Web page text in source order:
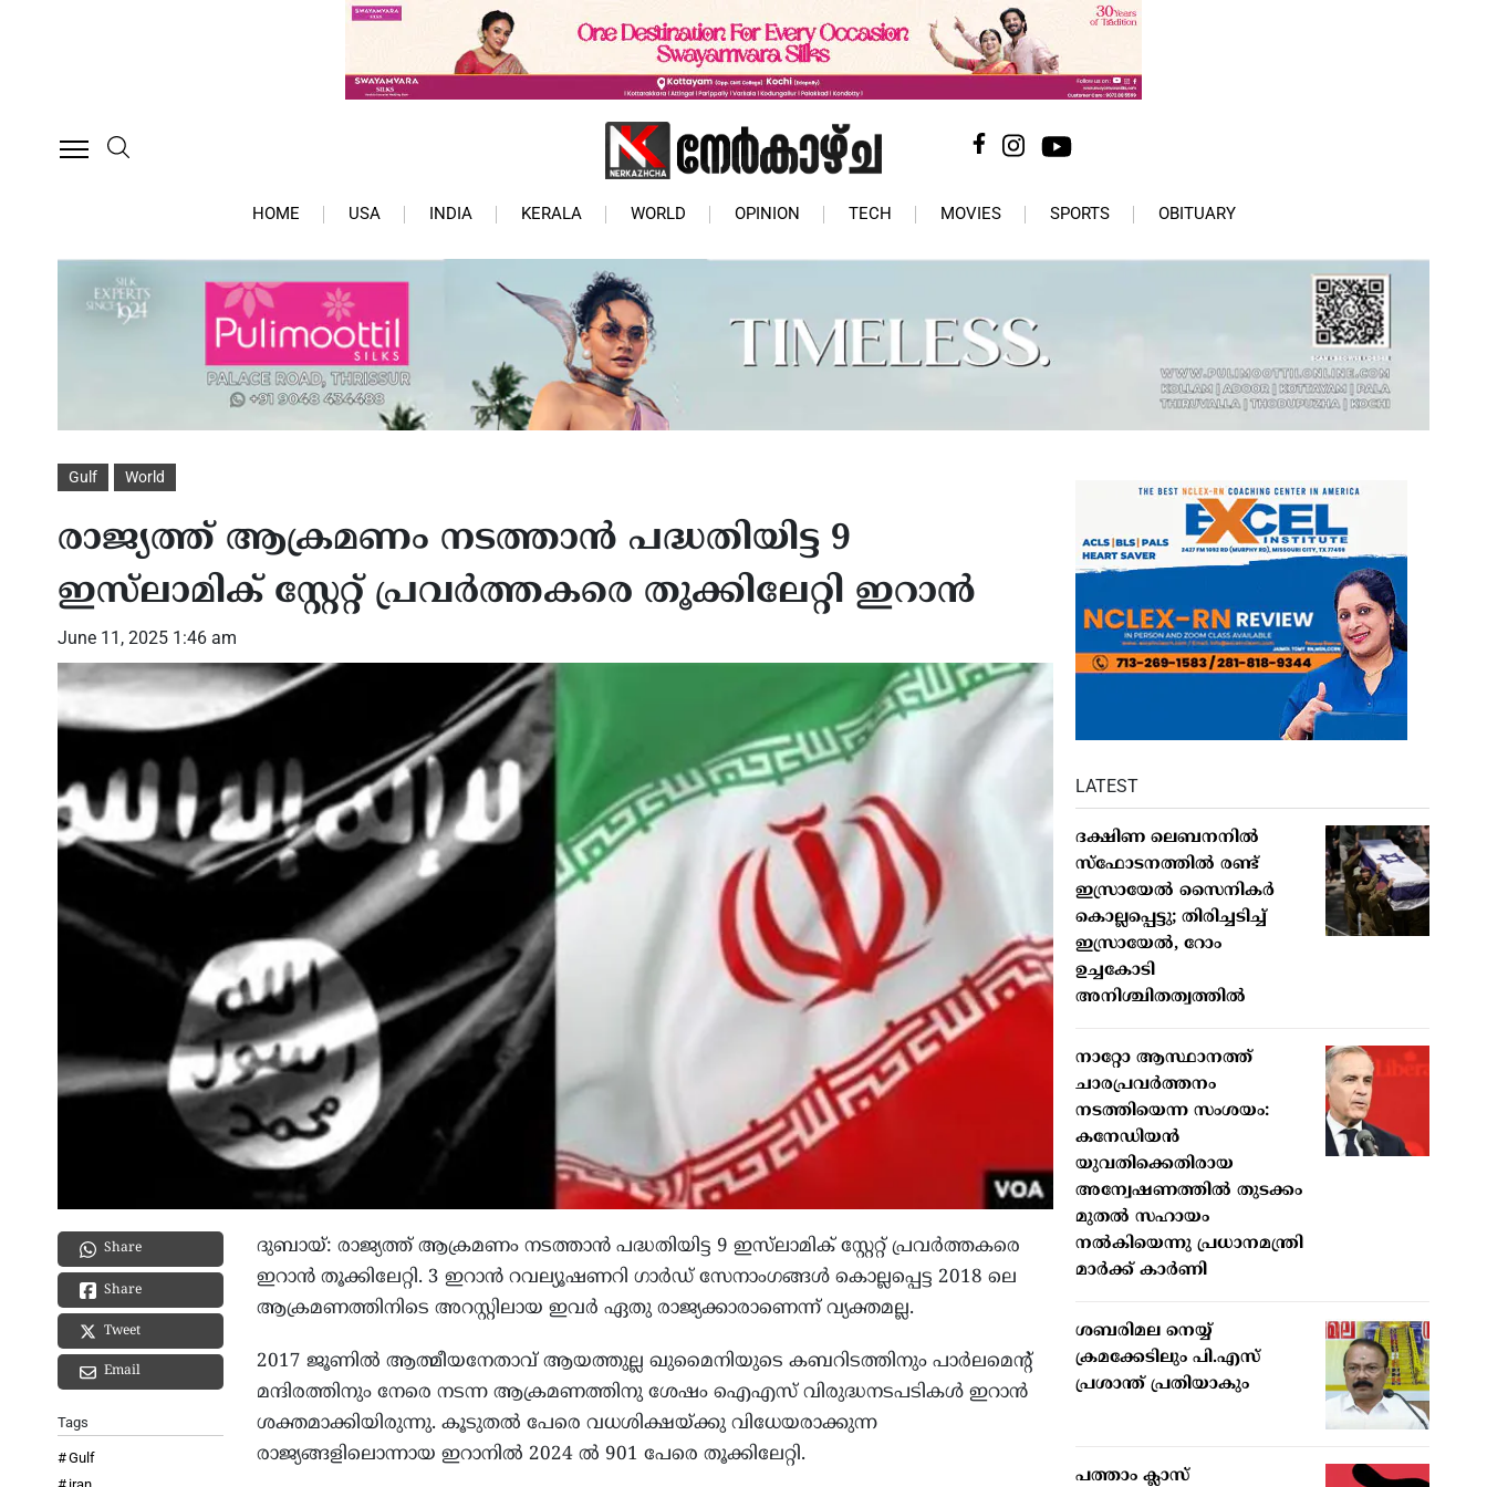
HOME USA INDIA KERALA WORLD OPINION TECH MOVIES SPORTS OBITUARY
Gulf World
രാജ്യത്ത് ആക്രമണം നടത്താൻ പദ്ധതിയിട്ട 9
ഇസ്‌ലാമിക് സ്റ്റേറ്റ് പ്രവർത്തകരെ തൂക്കിലേറ്റി ഇറാൻ
June 11, 2025 1:46 am
Share
Share
Tweet
Email
Tags
Gulf
ദുബായ്: രാജ്യത്ത് ആക്രമണം നടത്താൻ പദ്ധതിയിട്ട 9 ഇസ്‌ലാമിക് സ്റ്റേറ്റ് പ്രവർത്തകരെ
ഇറാൻ തൂക്കിലേറ്റി. 3 ഇറാൻ റവല്യൂഷണറി ഗാർഡ് സേനാംഗങ്ങൾ കൊല്ലപ്പെട്ട 2018 ലെ
ആക്രമണത്തിനിടെ അറസ്റ്റിലായ ഇവർ ഏതു രാജ്യക്കാരാണെന്ന് വ്യക്തമല്ല.
2017 ജൂണിൽ ആത്മീയനേതാവ് ആയത്തുല്ല ഖുമൈനിയുടെ കബറിടത്തിനും പാർലമെന്റ്
മന്ദിരത്തിനും നേരെ നടന്ന ആക്രമണത്തിനു ശേഷം ഐഎസ് വിരുദ്ധനടപടികൾ ഇറാൻ
ശക്തമാക്കിയിരുന്നു. കൂടുതൽ പേരെ വധശിക്ഷയ്ക്കു വിധേയരാക്കുന്ന
രാജ്യങ്ങളിലൊന്നായ ഇറാനിൽ 2024 ൽ 901 പേരെ തൂക്കിലേറ്റി.
LATEST
ദക്ഷിണ ലെബനനിൽ
സ്ഫോടനത്തിൽ രണ്ട്
ഇസ്രായേൽ സൈനികർ
കൊല്ലപ്പെട്ടു; തിരിച്ചടിച്ച്
ഇസ്രായേൽ, റോം
ഉച്ചകോടി
അനിശ്ചിതത്വത്തിൽ
നാറ്റോ ആസ്ഥാനത്ത്
ചാരപ്രവര്‍ത്തനം
നടത്തിയെന്ന സംശയം:
കനേഡിയന്‍
യുവതിക്കെതിരായ
അന്വേഷണത്തില്‍ തുടക്കം
മുതല്‍ സഹായം
നല്‍കിയെന്നു പ്രധാനമന്ത്രി
മാര്‍ക്ക് കാര്‍ണി
ശബരിമല നെയ്യ്
ക്രമക്കേടിലും പി.എസ്
പ്രശാന്ത് പ്രതിയാകും
പത്താം ക്ലാസ്